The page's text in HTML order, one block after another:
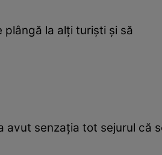
la alți turiști și să
avut senzația tot sejurul că